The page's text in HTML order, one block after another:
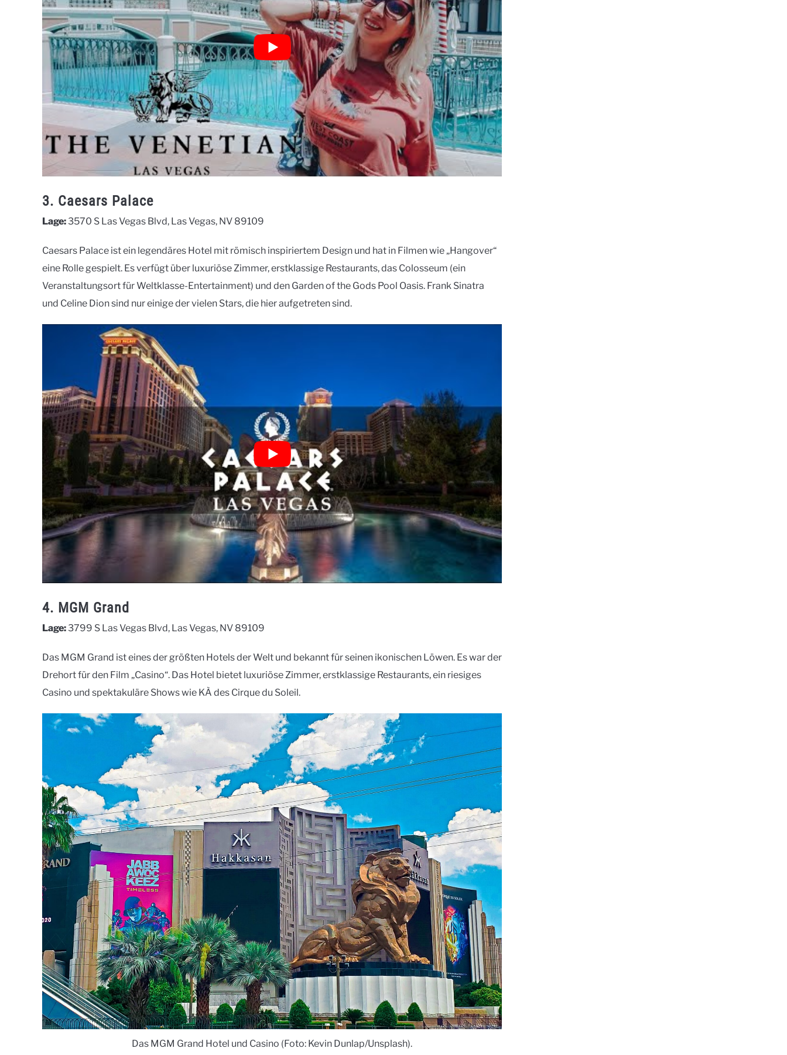
3. Caesars Palace
Lage:3570 S Las Vegas Blvd, Las Vegas, NV 89109
Caesars Palace ist ein legendäres Hotel mit römisch inspiriertem Design und hat in Filmen wie „Hangover“
eine Rolle gespielt. Es verfügt über luxuriöse Zimmer, erstklassige Restaurants, das Colosseum (ein
Veranstaltungsort für Weltklasse-Entertainment) und den Garden of the Gods Pool Oasis. Frank Sinatra
und Celine Dion sind nur einige der vielen Stars, die hier aufgetreten sind.
4. MGM Grand
Lage:3799 S Las Vegas Blvd, Las Vegas, NV 89109
Das MGM Grand ist eines der größten Hotels der Welt und bekannt für seinen ikonischen Löwen. Es war der
Drehort für den Film „Casino“. Das Hotel bietet luxuriöse Zimmer, erstklassige Restaurants, ein riesiges
Casino und spektakuläre Shows wie KÀ des Cirque du Soleil.
Das MGM Grand Hotel und Casino (Foto: Kevin Dunlap/Unsplash).